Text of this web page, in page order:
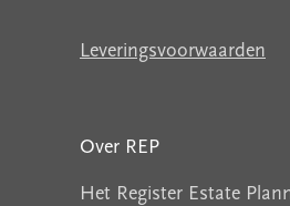
Leveringsvoorwaarden
Over REP
Het Register Estate